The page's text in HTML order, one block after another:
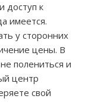
доступ к
имеется.
у сторонних
цены. В
полениться и
центр
свой